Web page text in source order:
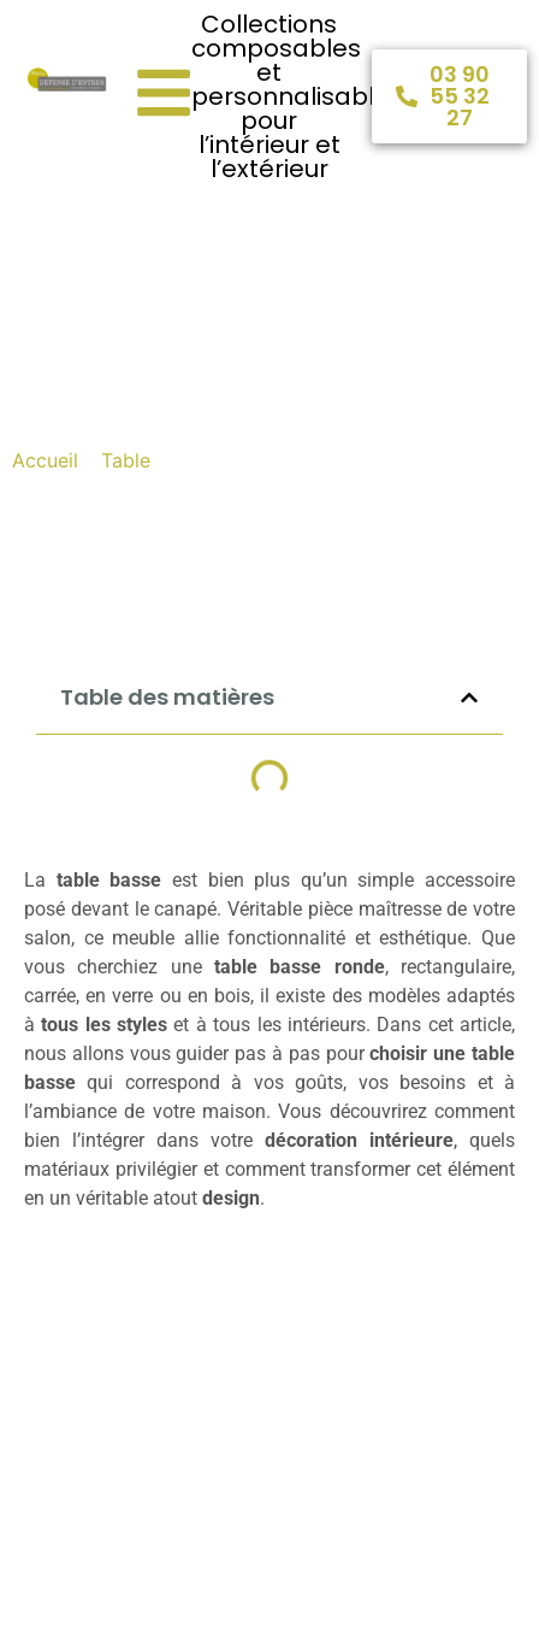
Collections
composables
et
personnalisables
pour
l’intérieur et
l’extérieur
03 90
55 32
27
Accueil Table
Table des matières
La table basse est bien plus qu’un simple accessoire
posé devant le canapé. Véritable pièce maîtresse de votre
salon, ce meuble allie fonctionnalité et esthétique. Que
vous cherchiez une table basse ronde, rectangulaire,
carrée, en verre ou en bois, il existe des modèles adaptés
àtous les styles et à tous les intérieurs. Dans cet article,
nous allons vous guider pas à pas pourchoisir une table
basse qui correspond à vos goûts, vos besoins et à
l’ambiance de votre maison. Vous découvrirez comment
bien l’intégrer dans votre décoration intérieure, quels
matériaux privilégier et comment transformer cet élément
en un véritable atout design.